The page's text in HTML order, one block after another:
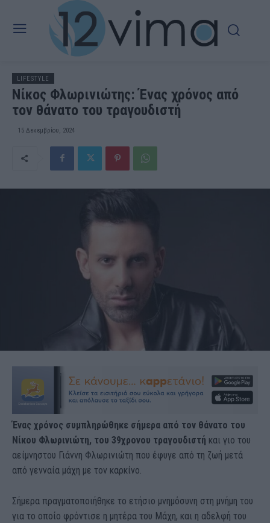
LIFESTYLE
Νίκος Φλωρινιώτης: Ένας χρόνος από
τον θάνατο του τραγουδιστή
15 Δεκεμβρίου, 2024
Ένας χρόνος συμπληρώθηκε σήμερα από τον θάνατο του
Νίκου Φλωρινιώτη, του 39χρονου τραγουδιστή και γιο του
αείμνηστου Γιάννη Φλωρινιώτη που έφυγε από τη ζωή μετά
από γενναία μάχη με τον καρκίνο.
Σήμερα πραγματοποιήθηκε το ετήσιο μνημόσυνη στη μνήμη του
για το οποίο φρόντισε η μητέρα του Μάχη, και η αδελφή του